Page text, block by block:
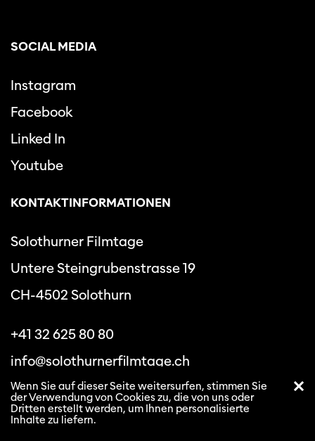
SOCIAL MEDIA
Instagram
Facebook
Linked In
Youtube
KONTAKTINFORMATIONEN
Solothurner Filmtage
Untere Steingrubenstrasse 19
CH-4502 Solothurn
+41 32 625 80 80
info@solothurnerfilmtage.ch
Datenschutzbestimmungen
Wenn Sie auf dieser Seite weitersurfen, stimmen Sie
der Verwendung von Cookies zu, die von uns oder
Dritten erstellt werden, um Ihnen personalisierte
Inhalte zu liefern.